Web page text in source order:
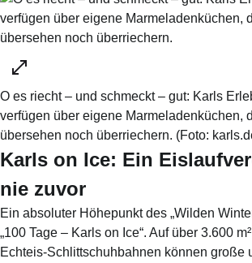
O es riecht – und schmeckt – gut: Karls
verfügen über eigene Marmeladenküchen,
übersehen noch überriechern. (Foto:
Karls on Ice: Ein
nie zuvor
Ein absoluter Höhepunkt des „Wilden
„100 Tage – Karls on Ice“. Auf über 3.600
Echteis-Schlittschuhbahnen können große